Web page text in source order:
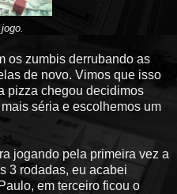
os zumbis derrubando as
de novo. Vimos que isso
pizza chegou decidimos
séria e escolhemos um
jogando pela primeira vez a
3 rodadas, eu acabei
em terceiro ficou o